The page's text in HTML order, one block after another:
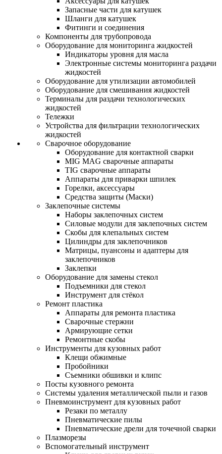
Запасные части для катушек
Шланги для катушек
Фитинги и соединения
Компоненты для трубопровода
Оборудование для мониторинга жидкостей
Индикаторы уровня для масла
Электронные системы мониторинга раздачи
жидкостей
Оборудование для утилизации автомобилей
Оборудование для смешивания жидкостей
Терминалы для раздачи технологических
жидкостей
Тележки
Устройства для фильтрации технологических
жидкостей
Сварочное оборудование
Оборудование для контактной сварки
MIG MAG сварочные аппараты
TIG сварочные аппараты
Аппараты для приварки шпилек
Горелки, аксессуары
Средства защиты (Маски)
Заклепочные системы
Наборы заклепочных систем
Силовые модули для заклепочных систем
Скобы для клепальных систем
Цилиндры для заклепочников
Матрицы, пуансоны и адаптеры для
заклепочников
Заклепки
Оборудование для замены стекол
Подъемники для стекол
Инструмент для стёкол
Ремонт пластика
Аппараты для ремонта пластика
Сварочные стержни
Армирующие сетки
Ремонтные скобы
Инструменты для кузовных работ
Клещи обжимные
Пробойники
Съемники обшивки и клипс
Посты кузовного ремонта
Системы удаления металлической пыли и газов
Пневмоинструмент для кузовных работ
Резаки по металлу
Пневматические пилы
Пневматические дрели для точечной сварки
Плазморезы
Вспомогательный инструмент